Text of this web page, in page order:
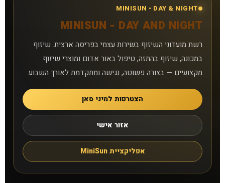
שאלות נפוצות
תנאים ונהלים
זכיינות
הצעת נכס להשכרה
קורס שיזוף בהתזה
MINISUN • DAY & NIGHT
MINISUN - DAY AND NIGHT
רשת מועדוני השיזוף בשירות עצמי בפריסה ארצית. שיזוף
במכונה, שיזוף בהתזה, טיפול באור אדום ומוצרי שיזוף
מקצועיים — בצורה פשוטה, נגישה ומתקדמת לאורך השבוע.
הצטרפות למיני סאן
אזור אישי
אפליקציית MiniSun